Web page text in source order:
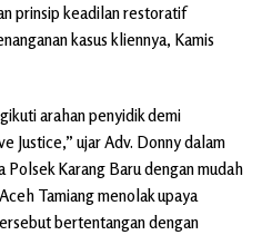
prinsip keadilan restoratif
kasus kliennya, Kamis
arahan penyidik demi
Justice,” ujar Adv. Donny dalam
Polsek Karang Baru dengan mudah
Tamiang menolak upaya
bertentangan dengan